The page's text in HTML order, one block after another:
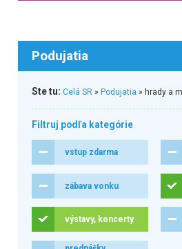
Podujatia
Ste tu: Celá SR» Podujatia » hrady a
Filtruj podľa kategórie
vstup zdarma
zábava vonku
výstavy, koncerty